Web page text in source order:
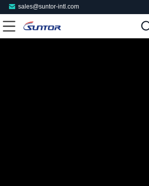
sales@suntor-intl.com